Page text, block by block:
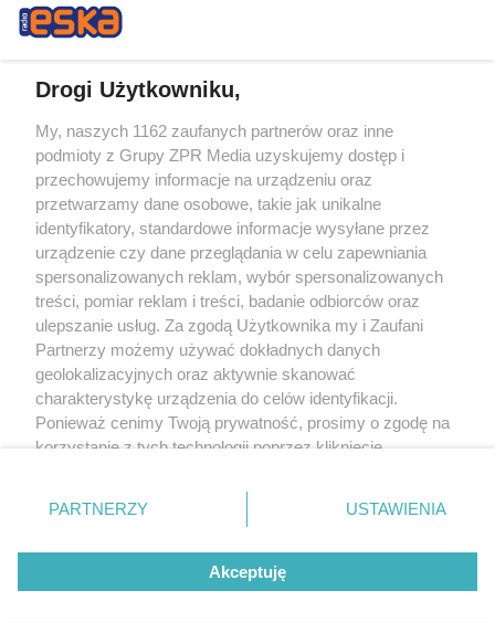
Drogi Użytkowniku,
My, naszych 1162 zaufanych partnerów oraz inne
podmioty z Grupy ZPR Media uzyskujemy dostęp i
przechowujemy informacje na urządzeniu oraz
przetwarzamy dane osobowe, takie jak unikalne
identyfikatory, standardowe informacje wysyłane przez
urządzenie czy dane przeglądania w celu zapewniania
spersonalizowanych reklam, wybór spersonalizowanych
treści, pomiar reklam i treści, badanie odbiorców oraz
ulepszanie usług. Za zgodą Użytkownika my i Zaufani
Partnerzy możemy używać dokładnych danych
geolokalizacyjnych oraz aktywnie skanować
charakterystykę urządzenia do celów identyfikacji.
Ponieważ cenimy Twoją prywatność, prosimy o zgodę na
korzystanie z tych technologii poprzez kliknięcie
zmienić/wycofać klikając przycisk ustawień prywatności
znajdujący się w lewym dolnym rogu strony
rodzaje przetwarzania danych nie wymagają zgody
użytkownika, ale masz prawo sprzeciwić się takiemu
przetwarzaniu. Preferencje będą miały zastosowanie tylko
PARTNERZY USTAWIENIA
Akceptuję